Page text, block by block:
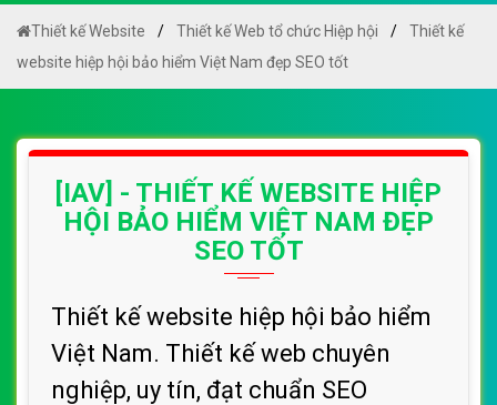
Thiết kế Website Thiết kế Web tổ chức Hiệp hội
Thiết kế
website hiệp hội bảo hiểm Việt Nam đẹp SEO tốt
[IAV] - THIẾT KẾ WEBSITE HIỆP
HỘI BẢO HIỂM VIỆT NAM ĐẸP
SEO TỐT
Thiết kế website hiệp hội bảo hiểm
Việt Nam. Thiết kế web chuyên
nghiệp, uy tín, đạt chuẩn SEO